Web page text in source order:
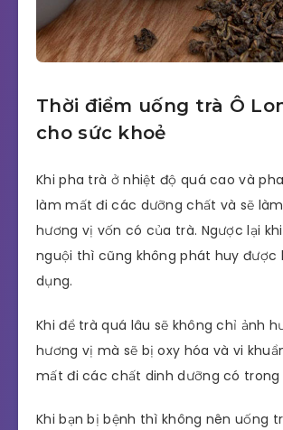
Thời điểm uống trà Ô
cho sức khoẻ
Khi pha trà ở nhiệt độ quá cao và
làm mất đi các dưỡng chất và sẽ
hương vị vốn có của trà. Ngược lại
nguội thì cũng không phát huy được
dụng.
Khi để trà quá lâu sẽ không chỉ ảnh
hương vị mà sẽ bị oxy hóa và vi
mất đi các chất dinh dưỡng có trong
Khi bạn bị bệnh thì không nên uống